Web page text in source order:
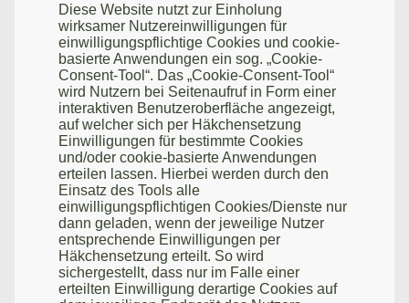
Diese Website nutzt zur Einholung
wirksamer Nutzereinwilligungen für
einwilligungspflichtige Cookies und cookie-
basierte Anwendungen ein sog. „Cookie-
Consent-Tool“. Das „Cookie-Consent-Tool“
wird Nutzern bei Seitenaufruf in Form einer
interaktiven Benutzeroberfläche angezeigt,
auf welcher sich per Häkchensetzung
Einwilligungen für bestimmte Cookies
und/oder cookie-basierte Anwendungen
erteilen lassen. Hierbei werden durch den
Einsatz des Tools alle
einwilligungspflichtigen Cookies/Dienste nur
dann geladen, wenn der jeweilige Nutzer
entsprechende Einwilligungen per
Häkchensetzung erteilt. So wird
sichergestellt, dass nur im Falle einer
erteilten Einwilligung derartige Cookies auf